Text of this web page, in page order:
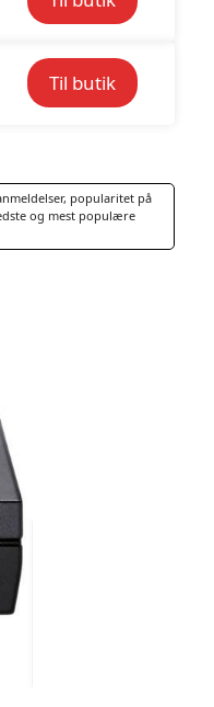
Til butik
popularitet på
og mest populære